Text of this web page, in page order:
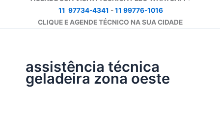
11 97734-4341 -11 99776-1016
CLIQUE E AGENDE TÉCNICO NA SUA CIDADE
assistência técnica
geladeira zona oeste